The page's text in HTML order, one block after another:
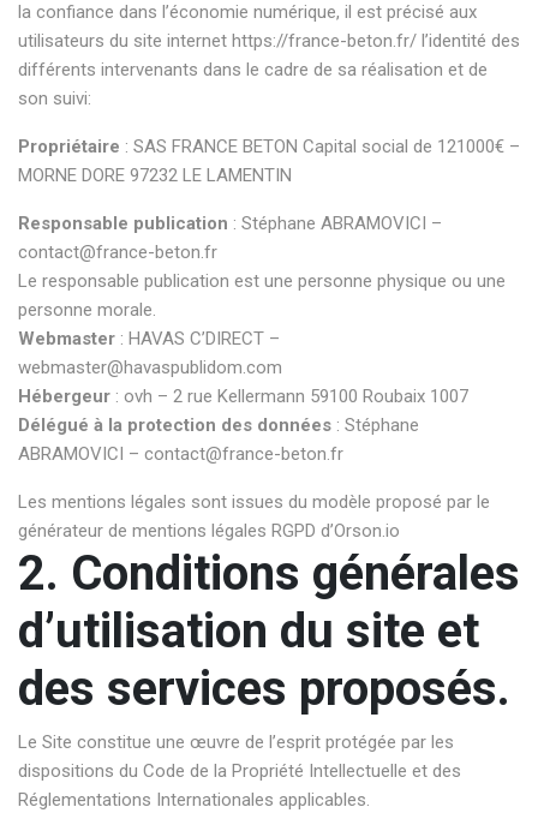
la confiance dans l’économie numérique, il est précisé aux
utilisateurs du site internet https://france-beton.fr/ l’identité des
différents intervenants dans le cadre de sa réalisation et de
son suivi:
Propriétaire : SAS FRANCE BETON Capital social de 121000€ –
MORNE DORE 97232 LE LAMENTIN
Responsable publication : Stéphane ABRAMOVICI –
contact@france-beton.fr
Le responsable publication est une personne physique ou une
personne morale.
Webmaster : HAVAS C’DIRECT –
webmaster@havaspublidom.com
Hébergeur : ovh – 2 rue Kellermann 59100 Roubaix 1007
Délégué à la protection des données : Stéphane
ABRAMOVICI – contact@france-beton.fr
Les mentions légales sont issues du modèle proposé par le
générateur de mentions légales RGPD d’Orson.io
2. Conditions générales
d’utilisation du site et
des services proposés.
Le Site constitue une œuvre de l’esprit protégée par les
dispositions du Code de la Propriété Intellectuelle et des
Réglementations Internationales applicables.